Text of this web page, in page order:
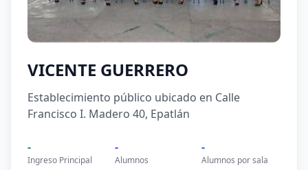
VICENTE GUERRERO
Establecimiento público ubicado en Calle
Francisco I. Madero 40, Epatlán
-
Ingreso Principal
-
Alumnos
-
Alumnos por sala